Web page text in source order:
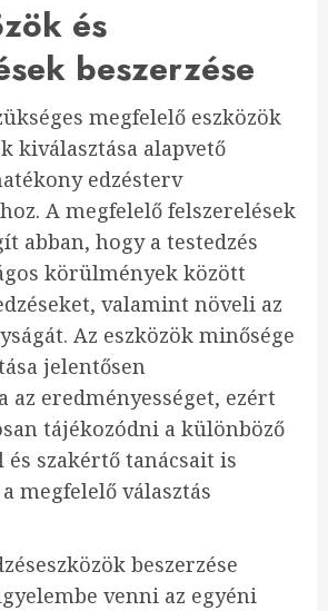
és
beszerzése
megfelelő eszközök
kiválasztása alapvető
edzésterv
A megfelelő felszerelések
abban, hogy a testedzés
körülmények között
valamint növeli az
Az eszközök minősége
jelentősen
az eredményességet, ezért
tájékozódni a különböző
szakértő tanácsait is
megfelelő választás
beszerzése
venni az egyéni